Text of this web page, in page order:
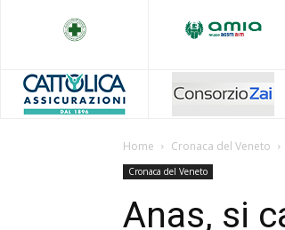
Home Cronaca del Veneto
Cronaca del Veneto
Anas, si